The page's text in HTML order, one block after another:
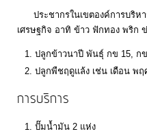
ประชากรในเขตองค์การบริหา
เศรษฐกิจ อาทิ ข้าว ฟักทอง พริก
ปลูกข้าวนาปี พันธุ์ กข 15, ก
ปลูกพืชฤดูแล้ง เช่น เดือน พ
การบริการ
ปั๊มน้ำมัน 2 แห่ง